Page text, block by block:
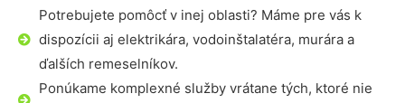
Potrebujete pomôcť v inej oblasti? Máme pre vás k
dispozícii aj elektrikára, vodoinštalatéra, murára a
ďalších remeselníkov.
Ponúkame komplexné služby vrátane tých, ktoré nie